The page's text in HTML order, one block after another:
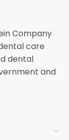
Company
care
dental
and